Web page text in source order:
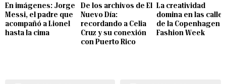
En imágenes: Jorge
Messi, el padre que
acompañó a Lionel
hasta la cima
De los archivos de El
Nuevo Día:
recordando a Celia
Cruz y su conexión
con Puerto Rico
La creatividad
domina en las calles
de la Copenhagen
Fashion Week